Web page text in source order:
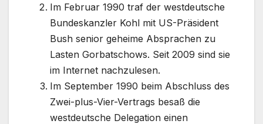
Im Februar 1990 traf der westdeutsche
Bundeskanzler Kohl mit US-Präsident
Bush senior geheime Absprachen zu
Lasten Gorbatschows. Seit 2009 sind sie
im Internet nachzulesen.
Im September 1990 beim Abschluss des
Zwei-plus-Vier-Vertrags besaß die
westdeutsche Delegation einen